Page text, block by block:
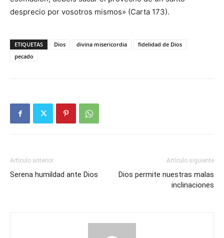
desprecio por vosotros mismos» (Carta 173).
ETIQUETAS Dios divina misericordia
fidelidad de Dios
pecado
Artículo anterior
Serena humildad ante Dios
Artículo siguiente
Dios permite nuestras malas
inclinaciones